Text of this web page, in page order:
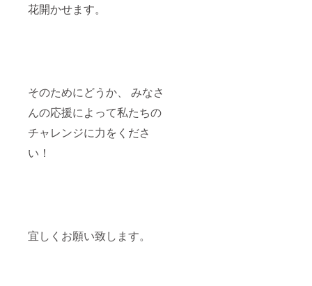
花開かせます。
そのためにどうか、 みなさ
んの応援によって私たちの
チャレンジに力をくださ
い！
宜しくお願い致します。